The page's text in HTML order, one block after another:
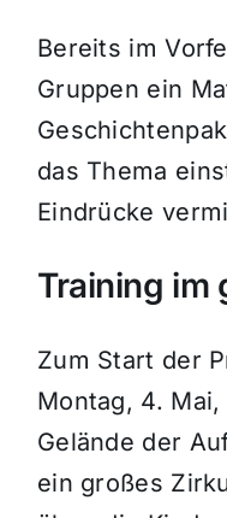
Bereits im
Gruppen ein
das Thema
Eindrücke
Training im
Zum Start der
Montag, 4.
Gelände der
ein großes